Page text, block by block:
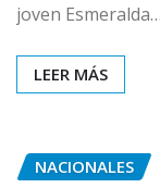
joven Esmeralda…
LEER MÁS
NACIONALES